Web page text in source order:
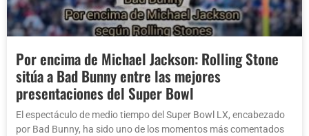
Por encima de Michael Jackson: Rolling Stone
sitúa a Bad Bunny entre las mejores
presentaciones del Super Bowl
El espectáculo de medio tiempo del Super Bowl LX, encabezado
por Bad Bunny, ha sido uno de los momentos más comentados